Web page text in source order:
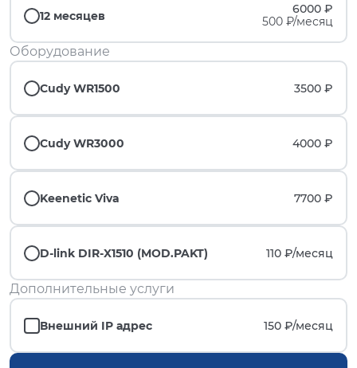
12 месяцев
6000 ₽
500 ₽/месяц
Оборудование
Cudy WR1500 3500 ₽
Cudy WR3000 4000 ₽
Keenetic Viva 7700 ₽
D-link DIR-X1510 (MOD.PAKT) 110 ₽/месяц
Дополнительные услуги
Внешний IP адрес 150 ₽/месяц